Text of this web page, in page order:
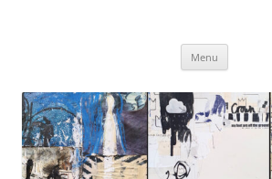
Menu